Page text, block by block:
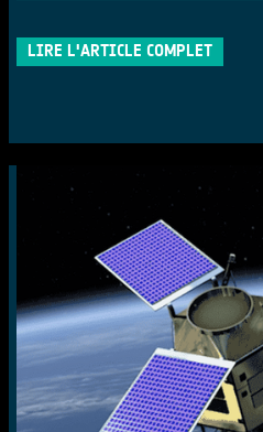
LIRE L'ARTICLE COMPLET